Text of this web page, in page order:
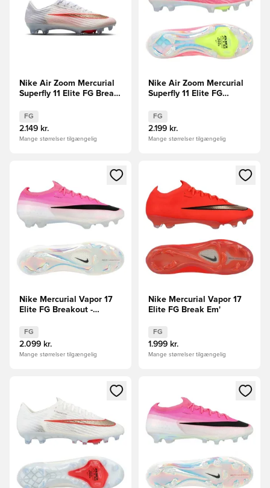
Nike Air Zoom Mercurial
Superfly 11 Elite FG Break
FG
2.149 kr.
Mange størrelser tilgængelig
Nike Air Zoom Mercurial
Superfly 11 Elite FG
FG
2.199 kr.
Mange størrelser tilgængelig
Åbner en Modal til at logge ind eller tilmelde dig som
Nike Mercurial Vapor 17
Elite FG Breakout -
FG
2.099 kr.
Mange størrelser tilgængelig
Åbner en Modal til at logge
Nike Mercurial Vapor 17
Elite FG Break Em'
FG
1.999 kr.
Mange størrelser tilgængelig
Åbner en Modal til at logge ind eller tilmelde dig som
Åbner en Modal til at logge